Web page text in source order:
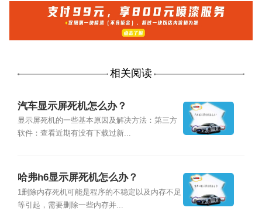
相关阅读
汽车显示屏死机怎么办？
显示屏死机的一些基本原因及解决方法：第三方
软件：查看近期有没有下载过新...
哈弗h6显示屏死机怎么办？
1删除内存死机可能是程序的不稳定以及内存不足
等引起，需要删除一些内存并...